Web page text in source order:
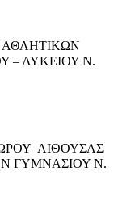
ΑΘΛΗΤΙΚΩΝ
– ΛΥΚΕΙΟΥ Ν.
ΑΙΘΟΥΣΑΣ
ΓΥΜΝΑΣΙΟΥ Ν.